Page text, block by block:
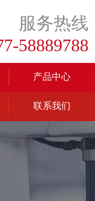
服务热线
58889788
产品中心
联系我们